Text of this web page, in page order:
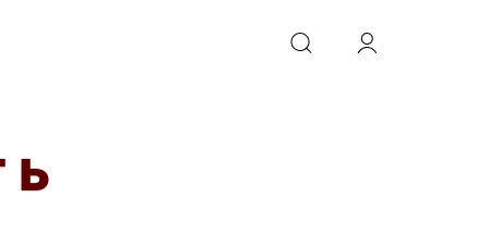
ИСКАТЬ
Ь